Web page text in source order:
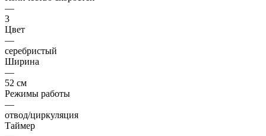
—
3
Цвет
—
серебристый
Ширина
—
52 см
Режимы работы
—
отвод/циркуляция
Таймер